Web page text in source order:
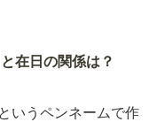
在日の関係は？
いうペンネームで作